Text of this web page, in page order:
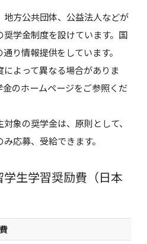
地方公共団体、公益法人などが
学金制度を設けています。国
り情報提供をしています。
よって異なる場合がありま
のホームページをご参照くだ
象の奨学金は、原則として、
応募、受給できます。
生学習奨励費（日本